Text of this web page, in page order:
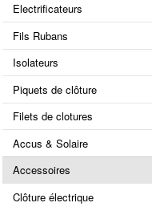
Electrificateurs
Fils Rubans
Isolateurs
Piquets de clôture
Filets de clotures
Accus & Solaire
Accessoires
Clôture électrique